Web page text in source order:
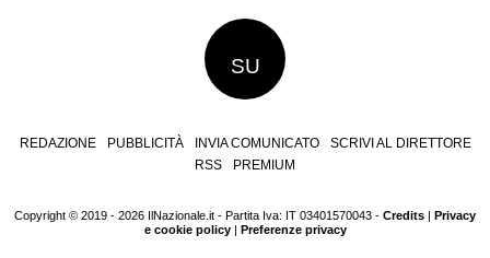
SU
REDAZIONE PUBBLICITÀ INVIA COMUNICATO
SCRIVI AL DIRETTORE
RSS
PREMIUM
Copyright © 2019 - 2026 IlNazionale.it - Partita Iva: IT 03401570043 - Credits | Privacy
e cookie policy| Preferenze privacy